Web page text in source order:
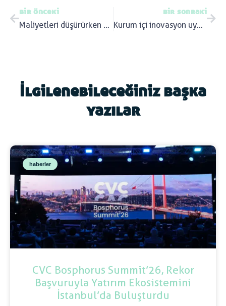
bir önceki
Maliyetleri düşürürken yeniliklerle ilgili dersler
bir sonraki
Kurum içi inovasyon uyumunuz nasıl olmalı?
İlgilenebileceğiniz başka
yazılar
haberler
CVC Bosphorus Summit’26, Rekor
Başvuruyla Yatırım Ekosistemini
İstanbul’da Buluşturdu